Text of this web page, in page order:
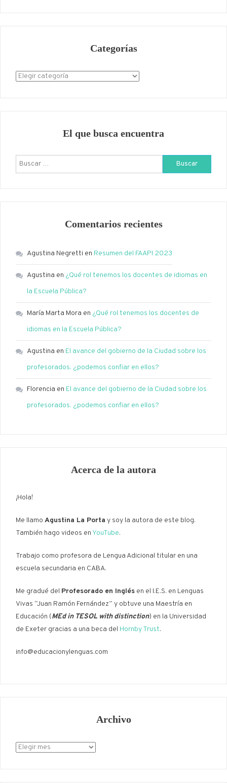
Categorías
Categorías
El que busca encuentra
Buscar:
Comentarios recientes
Agustina Negretti en Resumen del FAAPI 2023
Agustina en ¿Qué rol tenemos los docentes de idiomas en
la Escuela Pública?
María Marta Mora en ¿Qué rol tenemos los docentes de
idiomas en la Escuela Pública?
Agustina en El avance del gobierno de la Ciudad sobre los
profesorados. ¿podemos confiar en ellos?
Florencia en El avance del gobierno de la Ciudad sobre los
profesorados. ¿podemos confiar en ellos?
Acerca de la autora
¡Hola!
Me llamo Agustina La Porta y soy la autora de este blog.
También hago videos en YouTube.
Trabajo como profesora de Lengua Adicional titular en una
escuela secundaria en CABA.
Me gradué del Profesorado en Inglés en el I.E.S. en Lenguas
Vivas “Juan Ramón Fernández” y obtuve una Maestría en
Educación (MEd in TESOL with distinction) en la Universidad
de Exeter gracias a una beca del Hornby Trust.
info@educacionylenguas.com
Archivo
Archivo